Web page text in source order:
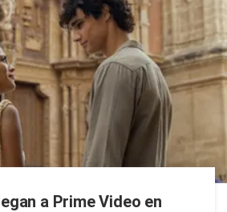
a Prime Video en